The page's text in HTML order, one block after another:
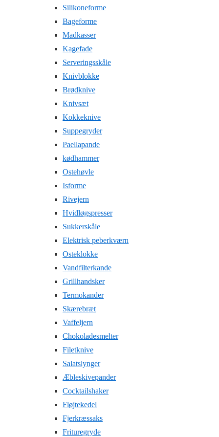
Silikoneforme
Bageforme
Madkasser
Kagefade
Serveringsskåle
Knivblokke
Brødknive
Knivsæt
Kokkeknive
Suppegryder
Paellapande
kødhammer
Ostehøvle
Isforme
Rivejern
Hvidløgspresser
Sukkerskåle
Elektrisk peberkværn
Osteklokke
Vandfilterkande
Grillhandsker
Termokander
Skærebræt
Vaffeljern
Chokoladesmelter
Filetknive
Salatslynger
Æbleskivepander
Cocktailshaker
Fløjtekedel
Fjerkræssaks
Frituregryde